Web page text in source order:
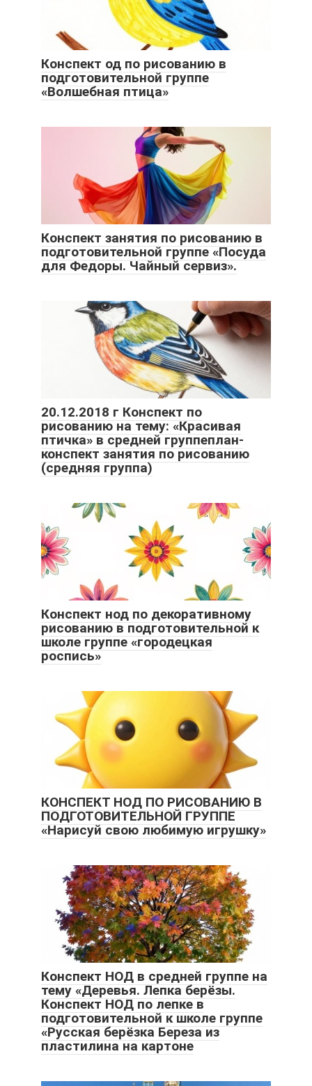
Конспект од по рисованию в
подготовительной группе
«Волшебная птица»
Конспект занятия по рисованию в
подготовительной группе «Посуда
для Федоры. Чайный сервиз».
20.12.2018 г Конспект по
рисованию на тему: «Красивая
птичка» в средней группеплан-
конспект занятия по рисованию
(средняя группа)
Конспект нод по декоративному
рисованию в подготовительной к
школе группе «городецкая
роспись»
КОНСПЕКТ НОД ПО РИСОВАНИЮ В
ПОДГОТОВИТЕЛЬНОЙ ГРУППЕ
«Нарисуй свою любимую игрушку»
Конспект НОД в средней группе на
тему «Деревья. Лепка берёзы.
Конспект НОД по лепке в
подготовительной к школе группе
«Русская берёзка Береза из
пластилина на картоне